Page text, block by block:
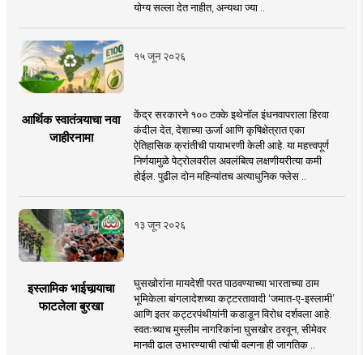
योग्य सल्ला देत नाहीत, अन्यथा ज्या ..
१५ जून २०२६
आर्थिक स्वातंत्र्याचा नवा
जाहीरनामा
केंद्र सरकारने १०० टक्के इथेनॉल इंधनवापराला हिरवा
कंदील देत, देशाच्या ऊर्जा आणि कृषिक्षेत्रात एका
ऐतिहासिक क्रांतीची पायाभरणी केली आहे. या महत्त्वपूर्ण
निर्णयामुळे पेट्रोलवरील अवलंबित्व लक्षणीयरीत्या कमी
होईल. पुढील दोन महिन्यांतच अत्याधुनिक फ्लेस ..
१३ जून २०२६
इस्लामिक भाईचार्‍याचा
फाटलेला बुरखा
घुसखोरांना मायदेशी परत पाठवण्याच्या भारताच्या ठाम
भूमिकेला बांगलादेशच्या कट्टरतावादी ‘जमात-ए-इस्लामी’
आणि इतर कट्टरपंथीयांनी कडाडून विरोध दर्शवला आहे.
स्वतःच्याच मुस्लीम नागरिकांना घुसखोर ठरवून, सीमेवर
मानवी ढाल उभारण्याची त्यांची वल्गना ही जागतिक ..